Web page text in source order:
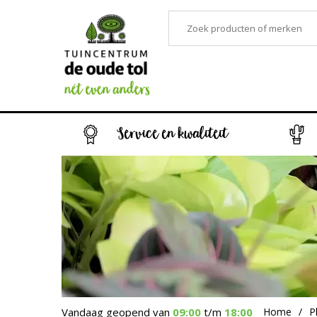
Service en kwaliteit
Vandaag geopend van 09:00 t/m 18:00 Home